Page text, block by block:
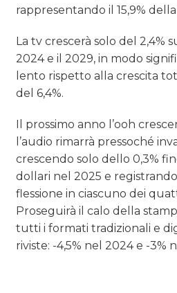
rappresentando il 15,9%
La tv crescerà solo del 2,4%
2024 e il 2029, in modo
lento rispetto alla crescita
del 6,4%.
Il prossimo anno l’ooh
l’audio rimarrà pressoché
crescendo solo dello 0,3%
dollari nel 2025 e
flessione in ciascuno dei
Proseguirà il calo della
tutti i formati tradizionali e
riviste: -4,5% nel 2024 e -3%